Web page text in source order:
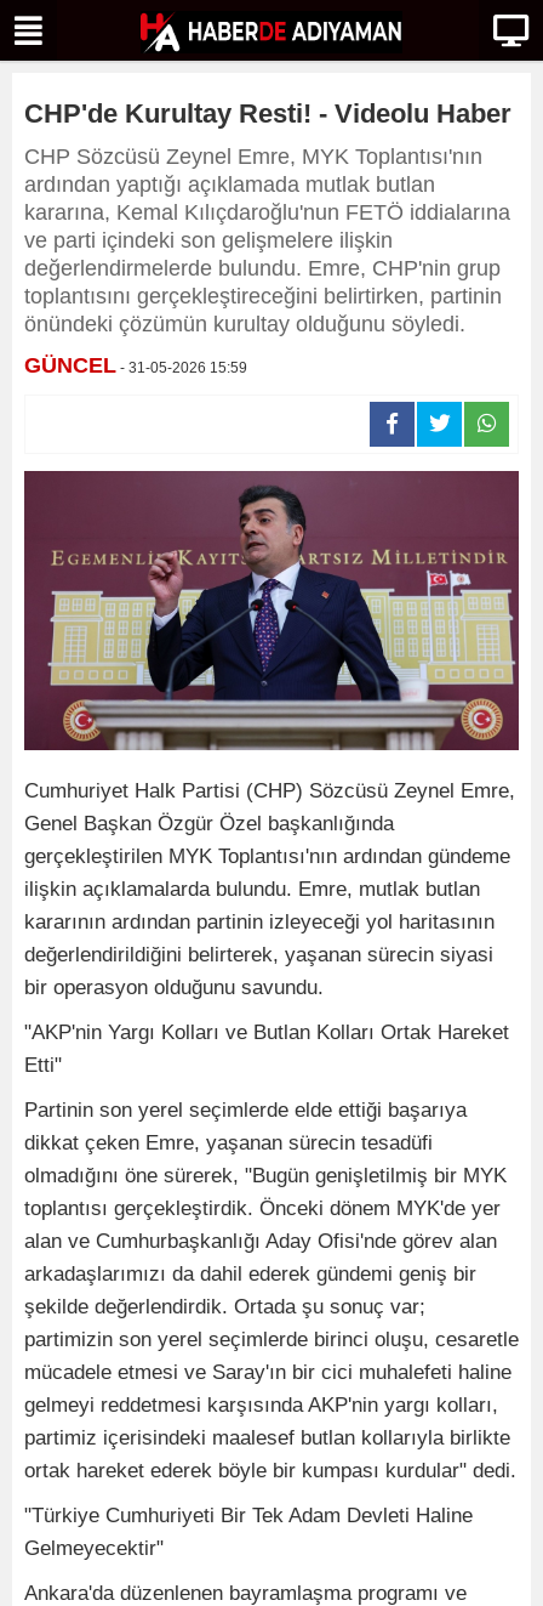
CHP'de Kurultay Resti! - Videolu Haber
CHP Sözcüsü Zeynel Emre, MYK Toplantısı'nın
ardından yaptığı açıklamada mutlak butlan
kararına, Kemal Kılıçdaroğlu'nun FETÖ iddialarına
ve parti içindeki son gelişmelere ilişkin
değerlendirmelerde bulundu. Emre, CHP'nin grup
toplantısını gerçekleştireceğini belirtirken, partinin
önündeki çözümün kurultay olduğunu söyledi.
GÜNCEL - 31-05-2026 15:59
Cumhuriyet Halk Partisi (CHP) Sözcüsü Zeynel Emre,
Genel Başkan Özgür Özel başkanlığında
gerçekleştirilen MYK Toplantısı'nın ardından gündeme
ilişkin açıklamalarda bulundu. Emre, mutlak butlan
kararının ardından partinin izleyeceği yol haritasının
değerlendirildiğini belirterek, yaşanan sürecin siyasi
bir operasyon olduğunu savundu.
"AKP'nin Yargı Kolları ve Butlan Kolları Ortak Hareket
Etti"
Partinin son yerel seçimlerde elde ettiği başarıya
dikkat çeken Emre, yaşanan sürecin tesadüfi
olmadığını öne sürerek, "Bugün genişletilmiş bir MYK
toplantısı gerçekleştirdik. Önceki dönem MYK'de yer
alan ve Cumhurbaşkanlığı Aday Ofisi'nde görev alan
arkadaşlarımızı da dahil ederek gündemi geniş bir
şekilde değerlendirdik. Ortada şu sonuç var;
partimizin son yerel seçimlerde birinci oluşu, cesaretle
mücadele etmesi ve Saray'ın bir cici muhalefeti haline
gelmeyi reddetmesi karşısında AKP'nin yargı kolları,
partimiz içerisindeki maalesef butlan kollarıyla birlikte
ortak hareket ederek böyle bir kumpası kurdular" dedi.
"Türkiye Cumhuriyeti Bir Tek Adam Devleti Haline
Gelmeyecektir"
Ankara'da düzenlenen bayramlaşma programı ve